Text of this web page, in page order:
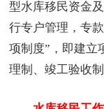
型水库移民资金
行专户管理，专
项制度”，即建立
理制、竣工验收制